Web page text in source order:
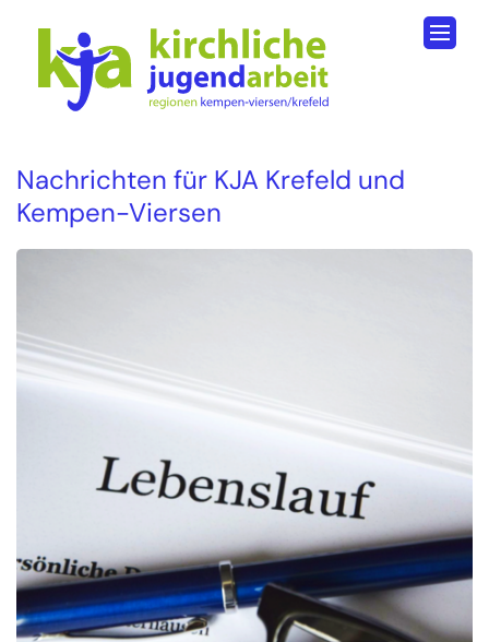
Nachrichten für KJA Krefeld und
Kempen-Viersen